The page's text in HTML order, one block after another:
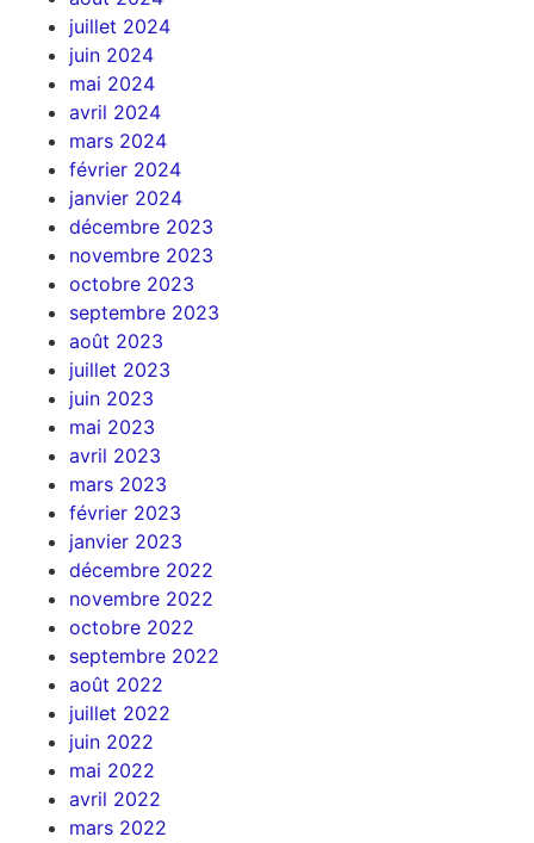
juillet 2024
juin 2024
mai 2024
avril 2024
mars 2024
février 2024
janvier 2024
décembre 2023
novembre 2023
octobre 2023
septembre 2023
août 2023
juillet 2023
juin 2023
mai 2023
avril 2023
mars 2023
février 2023
janvier 2023
décembre 2022
novembre 2022
octobre 2022
septembre 2022
août 2022
juillet 2022
juin 2022
mai 2022
avril 2022
mars 2022